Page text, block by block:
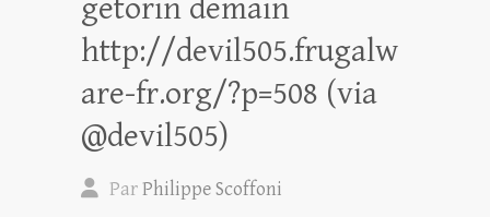
getorin demain
http://devil505.frugalw
are-fr.org/?p=508 (via
@devil505)
ParPhilippe Scoffoni